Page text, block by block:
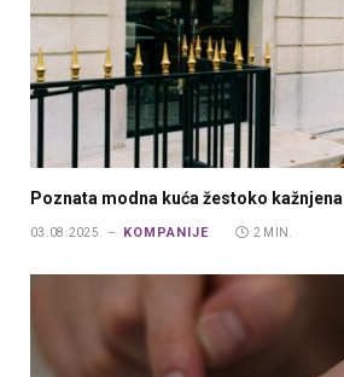
Poznata modna kuća žestoko kažnjena
03.08.2025. KOMPANIJE 2 MIN.